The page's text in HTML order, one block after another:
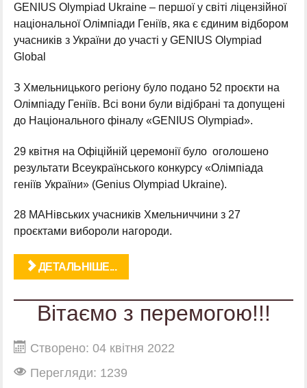
GENIUS Olympiad Ukraine – першої у світі ліцензійної
національної Олімпіади Геніїв, яка є єдиним відбором
учасників з України до участі у GENIUS Olympiad
Global
З Хмельницького регіону було подано 52 проєкти на
Олімпіаду Геніїв. Всі вони були відібрані та допущені
до Національного фіналу «GENIUS Olympiad».
29 квітня на Офіційній церемонії було оголошено
результати Всеукраїнського конкурсу «Олімпіада
геніїв України» (Genius Olympiad Ukraine).
28 МАНівських учасників Хмельниччини з 27
проєктами вибороли нагороди.
ДЕТАЛЬНІШЕ...
Вітаємо з перемогою!!!
Створено: 04 квітня 2022
Перегляди: 1239